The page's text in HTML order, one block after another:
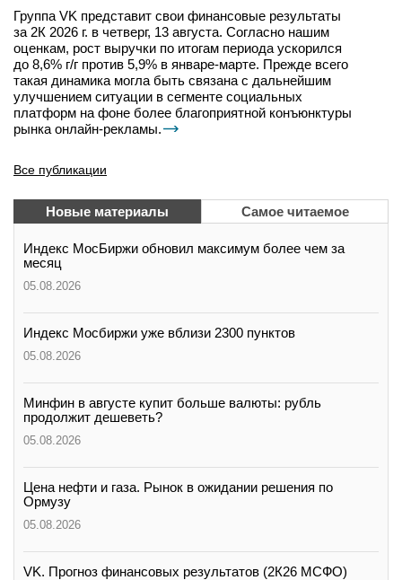
Группа VK представит свои финансовые результаты
за 2К 2026 г. в четверг, 13 августа. Согласно нашим
оценкам, рост выручки по итогам периода ускорился
до 8,6% г/г против 5,9% в январе-марте. Прежде всего
такая динамика могла быть связана с дальнейшим
улучшением ситуации в сегменте социальных
платформ на фоне более благоприятной конъюнктуры
рынка онлайн-рекламы.
Все публикации
Новые материалы Самое читаемое
Индекс МосБиржи обновил максимум более чем за
месяц
05.08.2026
Индекс Мосбиржи уже вблизи 2300 пунктов
05.08.2026
Минфин в августе купит больше валюты: рубль
продолжит дешеветь?
05.08.2026
Цена нефти и газа. Рынок в ожидании решения по
Ормузу
05.08.2026
VK. Прогноз финансовых результатов (2К26 МСФО)